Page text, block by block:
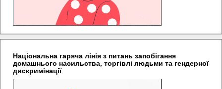
Національна гаряча лінія з питань запобігання
домашнього насильства, торгівлі людьми та гендерної
дискримінації